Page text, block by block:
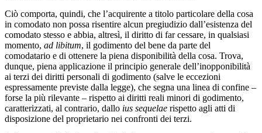
Ciò comporta, quindi, che l’acquirente a titolo particolare della cosa
in comodato non possa risentire alcun pregiudizio dall’esistenza del
comodato stesso e abbia, altresì, il diritto di far cessare, in qualsiasi
momento, ad libitum, il godimento del bene da parte del
comodatario e di ottenere la piena disponibilità della cosa. Trova,
dunque, piena applicazione il principio generale dell’inopponibilità
ai terzi dei diritti personali di godimento (salve le eccezioni
espressamente previste dalla legge), che segna una linea di confine –
forse la più rilevante – rispetto ai diritti reali minori di godimento,
caratterizzati, al contrario, dallo ius sequelae rispetto agli atti di
disposizione del proprietario nei confronti dei terzi.